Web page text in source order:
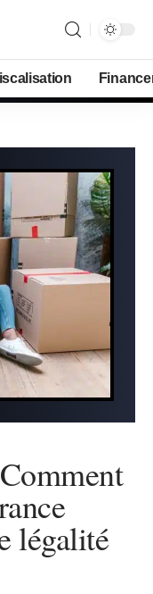
légalité